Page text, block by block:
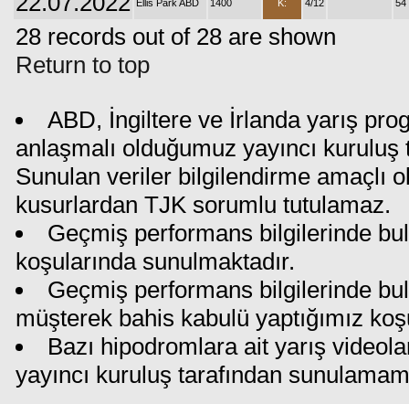
Ellis Park ABD 1400 K: 4/12 54
28 records out of 28 are shown
Return to top
ABD, İngiltere ve İrlanda yarış
anlaşmalı olduğumuz yayıncı
Sunulan veriler bilgilendirme amaçlı
kusurlardan TJK sorumlu tutulamaz.
Geçmiş performans bilgilerinde
koşularında sunulmaktadır.
Geçmiş performans bilgilerinde
müşterek bahis kabulü yaptığımız
Bazı hipodromlara ait yarış
yayıncı kuruluş tarafından